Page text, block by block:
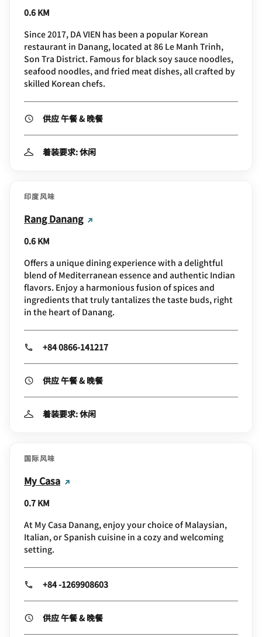
0.6 KM
Since 2017, DA VIEN has been a popular Korean
restaurant in Danang, located at 86 Le Manh Trinh,
Son Tra District. Famous for black soy sauce noodles,
seafood noodles, and fried meat dishes, all crafted by
skilled Korean chefs.
供应 午餐 & 晚餐
着装要求: 休闲
印度风味
Rang Danang
0.6 KM
Offers a unique dining experience with a delightful
blend of Mediterranean essence and authentic Indian
flavors. Enjoy a harmonious fusion of spices and
ingredients that truly tantalizes the taste buds, right
in the heart of Danang.
+84 0866-141217
供应 午餐 & 晚餐
着装要求: 休闲
国际风味
My Casa
0.7 KM
At My Casa Danang, enjoy your choice of Malaysian,
Italian, or Spanish cuisine in a cozy and welcoming
setting.
+84 -1269908603
供应 午餐 & 晚餐